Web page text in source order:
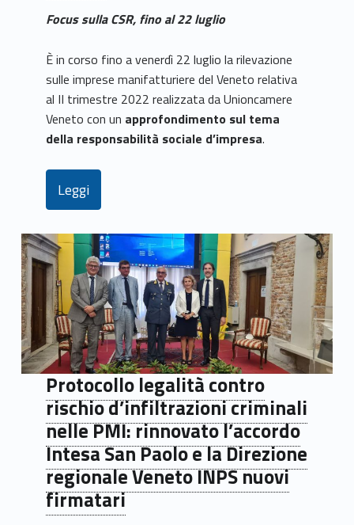
Focus sulla CSR, fino al 22 luglio
È in corso fino a venerdì 22 luglio la rilevazione
sulle imprese manifatturiere del Veneto relativa
al II trimestre 2022 realizzata da Unioncamere
Veneto con un approfondimento sul tema
della responsabilità sociale d’impresa.
Leggi
Protocollo legalità contro
rischio d’infiltrazioni criminali
nelle PMI: rinnovato l’accordo
Intesa San Paolo e la Direzione
regionale Veneto INPS nuovi
firmatari